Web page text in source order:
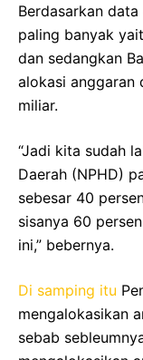
Berdasarkan
paling banyak
dan sedangkan
alokasi anggaran
miliar.
“Jadi kita sudah
Daerah (NPHD)
sebesar 40
sisanya 60
ini,” bebernya.
Di samping itu
mengalokasikan
sebab